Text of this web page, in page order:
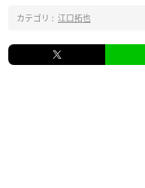
カテゴリ : 江口拓也